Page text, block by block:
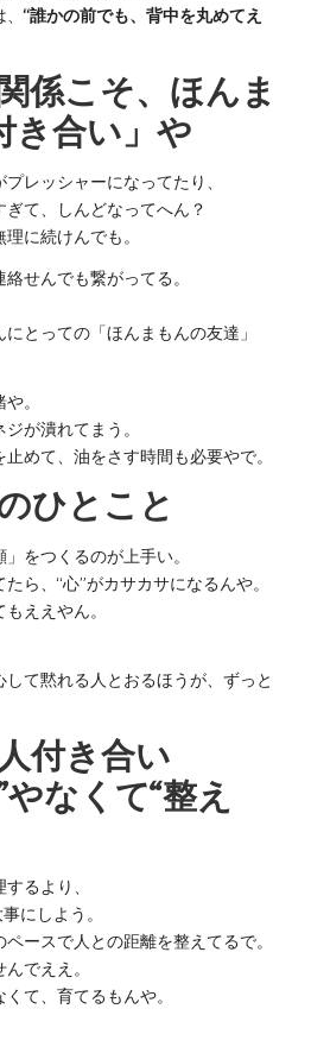
、“誰かの前でも、背中を丸めてえ
係こそ、ほんま
き合い」や
レッシャーになってたり、
て、しんどなってへん？
に続けんでも。
せんでも繋がってる。
とっての「ほんまもんの友達」
。
が潰れてまう。
めて、油をさす時間も必要やで。
ひとこと
をつくるのが上手い。
ら、“心”がカサカサになるんや。
ええやん。
して黙れる人とおるほうが、ずっと
付き合い
なくて“整え
るより、
にしよう。
ースで人との距離を整えてるで。
でええ。
て、育てるもんや。